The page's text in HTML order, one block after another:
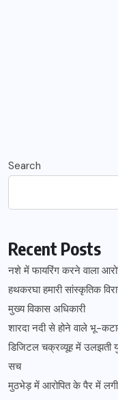
Search
Recent Posts
नशे में फायरिंग करने वाला
हथकरघा हमारी सांस्कृतिक
मुख्य विकास अधिकारी
शारदा नदी से होने वाले भू-
डिजिटल चक्रव्यूह में उलझती
सच
मुठभेड़ में आरोपित के पैर में लगी